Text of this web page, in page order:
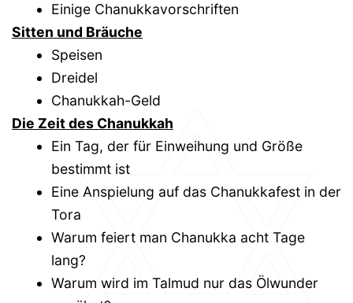
Einige Chanukkavorschriften
Sitten und Bräuche
Speisen
Dreidel
Chanukkah-Geld
Die Zeit des Chanukkah
Ein Tag, der für Einweihung und Größe
bestimmt ist
Eine Anspielung auf das Chanukkafest in der
Tora
Warum feiert man Chanukka acht Tage
lang?
Warum wird im Talmud nur das Ölwunder